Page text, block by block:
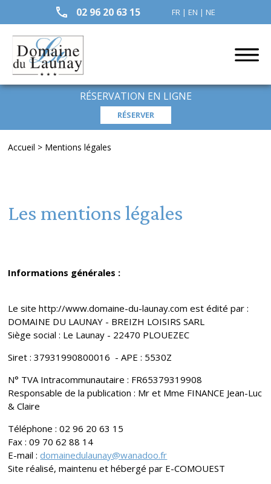
02 96 20 63 15 FR | EN | NE
RÉSERVATION EN LIGNE
Accueil > Mentions légales
Les mentions légales
Informations générales :
Le site http://www.domaine-du-launay.com est édité par :
DOMAINE DU LAUNAY - BREIZH LOISIRS SARL
Siège social : Le Launay - 22470 PLOUEZEC
Siret : 37931990800016 - APE : 5530Z
N° TVA Intracommunautaire : FR65379319908
Responsable de la publication : Mr et Mme FINANCE Jean-Luc
& Claire
Téléphone : 02 96 20 63 15
Fax : 09 70 62 88 14
E-mail :domainedulaunay@wanadoo.fr
Site réalisé, maintenu et hébergé par E-COMOUEST